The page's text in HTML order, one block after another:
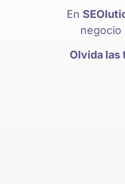
En
negocio
Olvida las